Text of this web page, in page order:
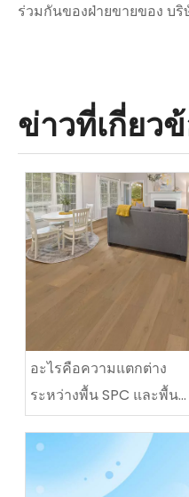
ร่วมกันของฝ่ายขายของ บริ
ข่าวที่เกี่ยว
อะไรคือความแตกต่าง
ระหว่างพื้น SPC และพื้น
WPC?